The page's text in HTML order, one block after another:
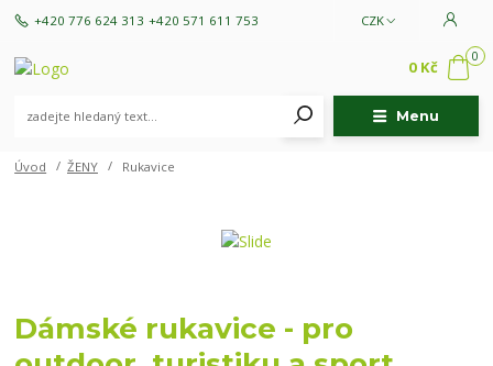
Menu
CZK
+420 776 624 313 +420 571 611 753
0
0 Kč
Úvod ŽENY Rukavice
Dámské rukavice - pro